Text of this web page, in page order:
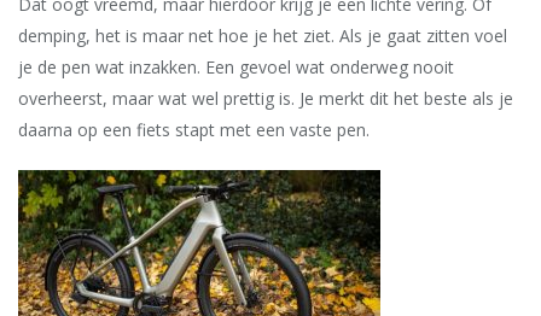
demping, het is maar net hoe je het ziet. Als je gaat zitten voel
je de pen wat inzakken. Een gevoel wat onderweg nooit
overheerst, maar wat wel prettig is. Je merkt dit het beste als je
daarna op een fiets stapt met een vaste pen.